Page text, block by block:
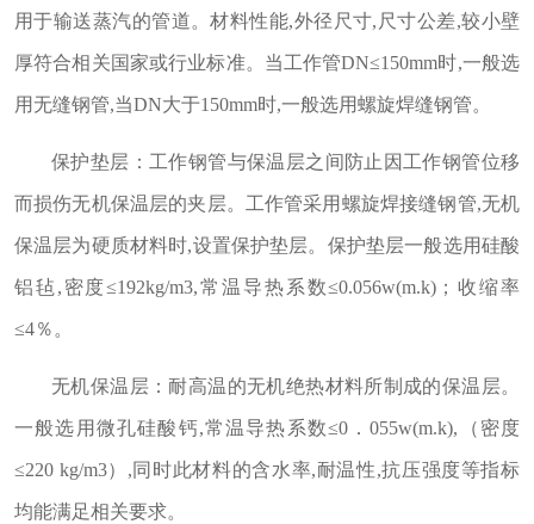
用于输送蒸汽的管道。材料性能,外径尺寸,尺寸公差,较小壁
厚符合相关国家或行业标准。当工作管DN≤150mm时,一般选
用无缝钢管,当DN大于150mm时,一般选用螺旋焊缝钢管。
保护垫层：工作钢管与保温层之间防止因工作钢管位移
而损伤无机保温层的夹层。工作管采用螺旋焊接缝钢管,无机
保温层为硬质材料时,设置保护垫层。保护垫层一般选用硅酸
铝毡,密度≤192kg/m3,常温导热系数≤0.056w(m.k)；收缩率
≤4％。
无机保温层：耐高温的无机绝热材料所制成的保温层。
一般选用微孔硅酸钙,常温导热系数≤0．055w(m.k),（密度
≤220 kg/m3）,同时此材料的含水率,耐温性,抗压强度等指标
均能满足相关要求。